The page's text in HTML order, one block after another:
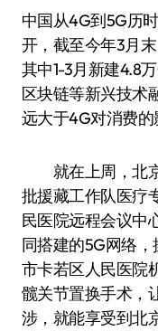
中国从4G到5G历时十年，当前5G的新纪元已经打
开，截至今年3月
其中1-3月新建4.8
区块链等新兴技术
远大于4G对消费的
就在上周，北京
批援藏工作队医疗
民医院远程会议中
同搭建的5G网络
市卡若区人民医院
髋关节置换手术，
涉，就能享受到北